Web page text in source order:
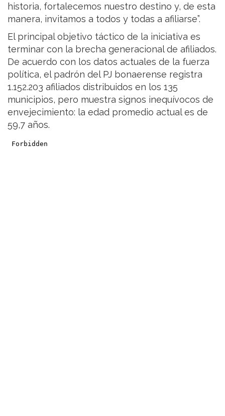
historia, fortalecemos nuestro destino y, de esta
manera, invitamos a todos y todas a afiliarse”.
El principal objetivo táctico de la iniciativa es
terminar con la brecha generacional de afiliados.
De acuerdo con los datos actuales de la fuerza
política, el padrón del PJ bonaerense registra
1.152.203 afiliados distribuidos en los 135
municipios, pero muestra signos inequívocos de
envejecimiento: la edad promedio actual es de
59,7 años.